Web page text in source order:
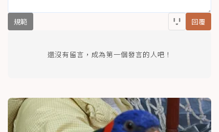
規範 回覆
還沒有留言，成為第一個發言的人吧！